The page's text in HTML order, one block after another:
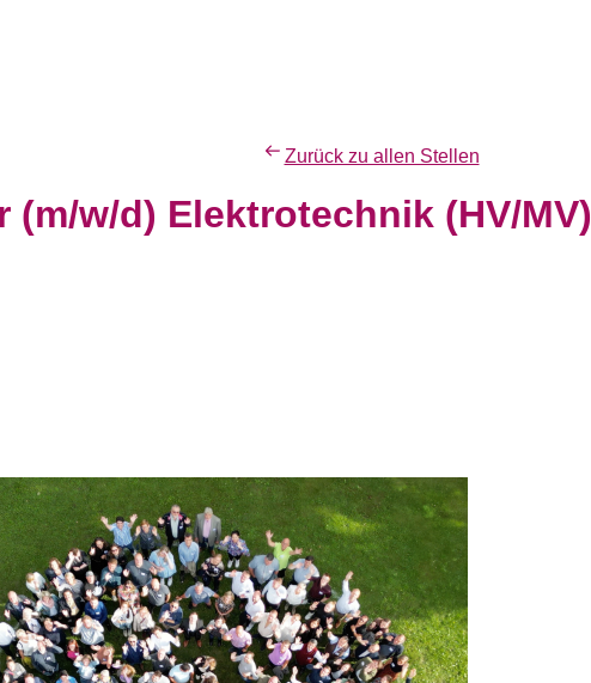
Zurück zu allen Stellen
w/d) Elektrotechnik (HV/MV)